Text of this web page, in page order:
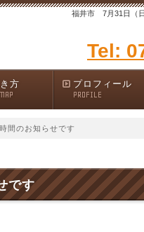
福井市 7月31日（
Tel:
方 プロフィール
PROFILE
間のお知らせです
です